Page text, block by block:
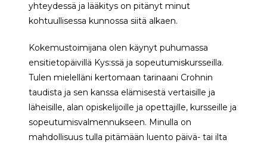
yhteydessä ja lääkitys on pitänyt minut
kohtuullisessa kunnossa siitä alkaen.
Kokemustoimijana olen käynyt puhumassa
ensitietopäivillä Kys:ssä ja sopeutumiskursseilla.
Tulen mielelläni kertomaan tarinaani Crohnin
taudista ja sen kanssa elämisestä vertaisille ja
läheisille, alan opiskelijoille ja opettajille, kursseille ja
sopeutumisvalmennukseen. Minulla on
mahdollisuus tulla pitämään luento päivä- tai ilta